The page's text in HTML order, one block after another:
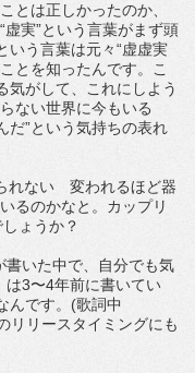
とは正しかったのか、
実”という言葉がまず頭
いう言葉は元々“虚虚実
とを知ったんです。こ
気がして、これにしよう
ない世界に今もいる
だ”という気持ちの表れ
れない 変われるほど器
るのかなと。カップリ
ょうか？
書いた中で、自分でも気
は3〜4年前に書いてい
んです。(歌詞中
リリースタイミングにも